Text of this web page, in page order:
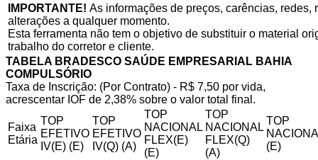
IMPORTANTE! As informações de preços, carências,
alterações a qualquer momento.
Esta ferramenta não tem o objetivo de substituir o material
trabalho do corretor e cliente.
TABELA BRADESCO SAÚDE EMPRESARIAL BAHIA
COMPULSÓRIO
Taxa de Inscrição: (Por Contrato) - R$ 7,50 por vida,
acrescentar IOF de 2,38% sobre o valor total final.
Faixa
Etária
TOP
EFETIVO
IV(E) (E)
TOP
EFETIVO
IV(Q) (A)
TOP
NACIONAL
FLEX(E)
(E)
TOP
NACIONAL
FLEX(Q)
(A)
TOP
(E)